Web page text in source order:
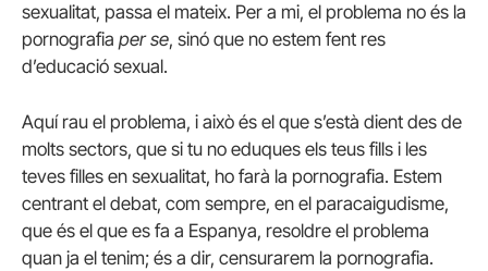
sexualitat, passa el mateix. Per a mi, el problema no és la
pornografia per se, sinó que no estem fent res
d’educació sexual.
Aquí rau el problema, i això és el que s’està dient des de
molts sectors, que si tu no eduques els teus fills i les
teves filles en sexualitat, ho farà la pornografia. Estem
centrant el debat, com sempre, en el paracaigudisme,
que és el que es fa a Espanya, resoldre el problema
quan ja el tenim; és a dir, censurarem la pornografia.